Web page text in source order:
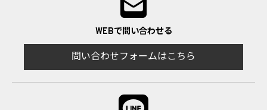
WEBで問い合わせる
問い合わせフォームはこちら